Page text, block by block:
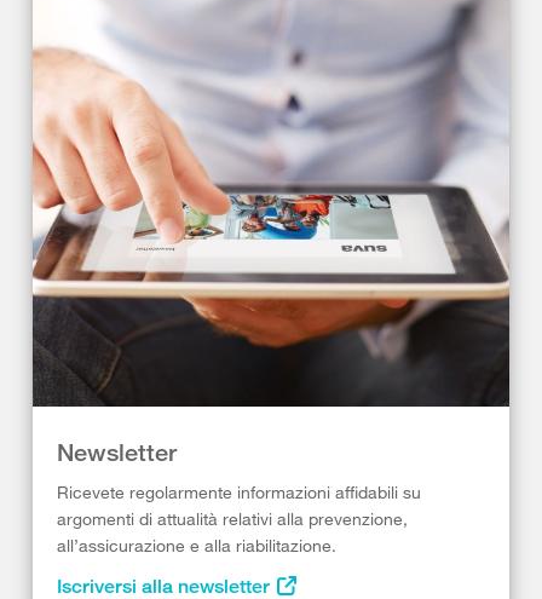
Newsletter
Ricevete regolarmente informazioni affidabili su
argomenti di attualità relativi alla prevenzione,
all’assicurazione e alla riabilitazione.
Iscriversi alla newsletter